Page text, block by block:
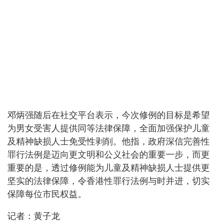
邓炳强随后在社交平台表示，今次修例的目标是希望
为男女受害人提供同等法律保障，全面加强保护儿童
及精神缺损人士免受性剥削。他指，政府深信完善性
罪行法例是迈向更文明和公义社会的重要一步，而更
重要的是，透过修例能为儿童及精神缺损人士提供更
坚实的法律保障，令香港性罪行法例与时并进，切实
保障每位市民权益。
记者：黄子龙